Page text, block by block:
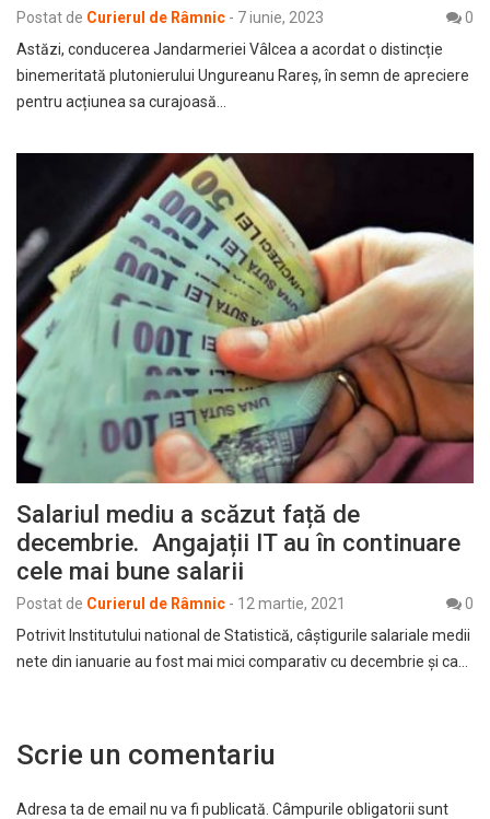
Postat de Curierul de Râmnic - 7 iunie, 2023
0
Astăzi, conducerea Jandarmeriei Vâlcea a acordat o distincție
binemeritată plutonierului Ungureanu Rareș, în semn de apreciere
pentru acțiunea sa curajoasă…
Salariul mediu a scăzut față de
decembrie. Angajații IT au în continuare
cele mai bune salarii
Postat de Curierul de Râmnic - 12 martie, 2021
0
Potrivit Institutului national de Statistică, câştigurile salariale medii
nete din ianuarie au fost mai mici comparativ cu decembrie și ca…
Scrie un comentariu
Adresa ta de email nu va fi publicată. Câmpurile obligatorii sunt